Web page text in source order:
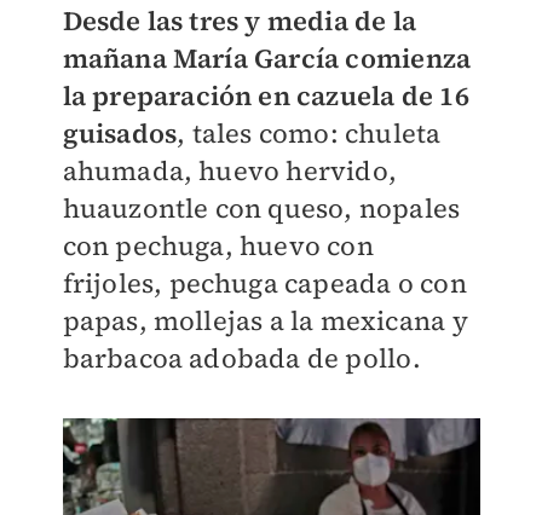
Desde las tres y media de la
mañana María García comienza
la preparación en cazuela de 16
guisados, tales como: chuleta
ahumada, huevo hervido,
huauzontle con queso, nopales
con pechuga, huevo con
frijoles, pechuga capeada o con
papas, mollejas a la mexicana y
barbacoa adobada de pollo.